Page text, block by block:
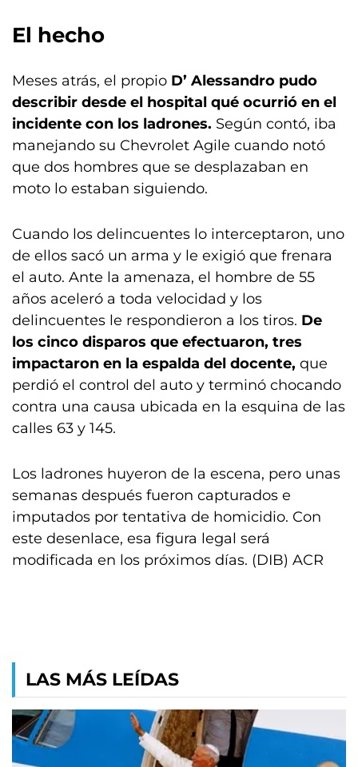
El hecho
Meses atrás, el propio D’ Alessandro pudo
describir desde el hospital qué ocurrió en el
incidente con los ladrones. Según contó, iba
manejando su Chevrolet Agile cuando notó
que dos hombres que se desplazaban en
moto lo estaban siguiendo.
Cuando los delincuentes lo interceptaron, uno
de ellos sacó un arma y le exigió que frenara
el auto. Ante la amenaza, el hombre de 55
años aceleró a toda velocidad y los
delincuentes le respondieron a los tiros. De
los cinco disparos que efectuaron, tres
impactaron en la espalda del docente, que
perdió el control del auto y terminó chocando
contra una causa ubicada en la esquina de las
calles 63 y 145.
Los ladrones huyeron de la escena, pero unas
semanas después fueron capturados e
imputados por tentativa de homicidio. Con
este desenlace, esa figura legal será
modificada en los próximos días. (DIB) ACR
LAS MÁS LEÍDAS